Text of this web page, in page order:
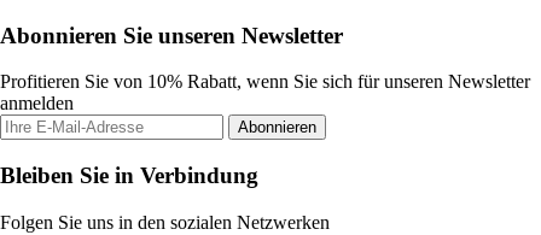
Abonnieren Sie unseren Newsletter
Profitieren Sie von 10% Rabatt, wenn Sie sich für unseren Newsletter
anmelden
Abonnieren
Bleiben Sie in Verbindung
Folgen Sie uns in den sozialen Netzwerken